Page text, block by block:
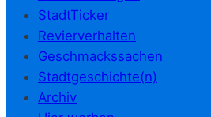
StadtTicker
Revierverhalten
Geschmackssachen
Stadtgeschichte(n)
Archiv